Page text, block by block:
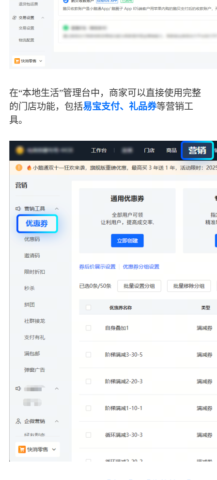
在“本地生活”管理台中，商家可以直接使用完整
的门店功能，包括易宝支付、礼品券等营销工
具。